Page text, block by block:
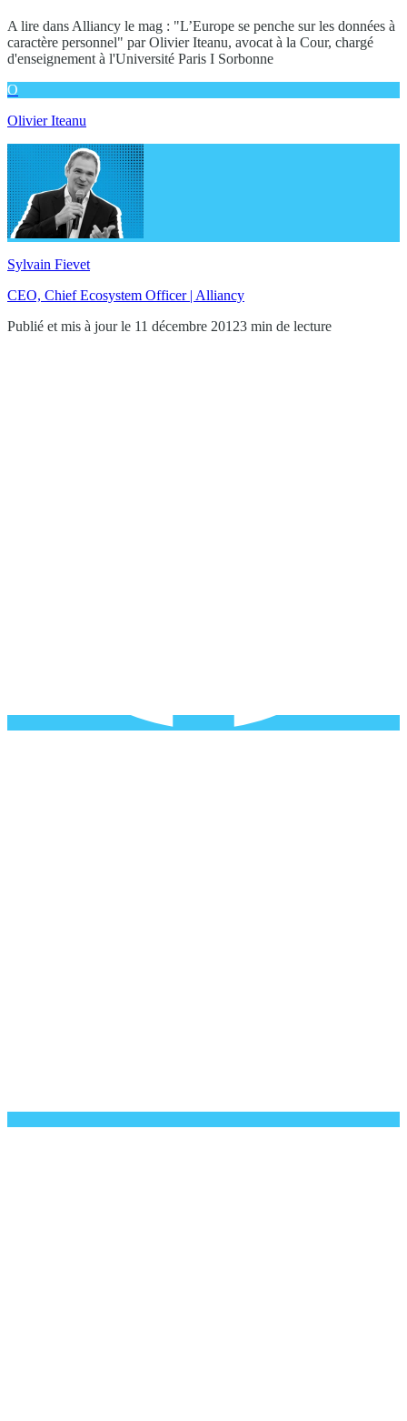
A lire dans Alliancy le mag : "L’Europe se penche sur les données à
caractère personnel" par Olivier Iteanu, avocat à la Cour, chargé
d'enseignement à l'Université Paris I Sorbonne
O
Olivier Iteanu
Sylvain Fievet
CEO, Chief Ecosystem Officer | Alliancy
Publié et mis à jour le 11 décembre 20123 min de lecture